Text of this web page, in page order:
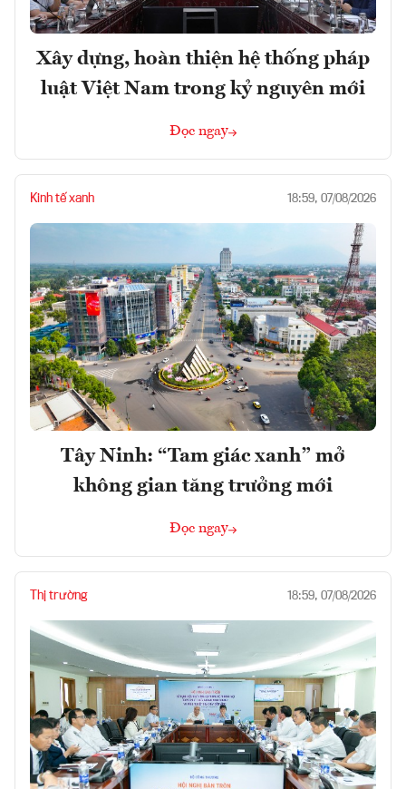
Xây dựng, hoàn thiện hệ thống pháp
luật Việt Nam trong kỷ nguyên mới
Đọc ngay
Kinh tế xanh 18:59, 07/08/2026
Tây Ninh: “Tam giác xanh” mở
không gian tăng trưởng mới
Đọc ngay
Thị trường 18:59, 07/08/2026